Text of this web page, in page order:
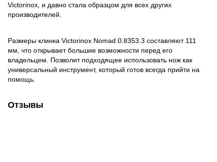
Victorinox, и давно стала образцом для всех других
производителей.
Размеры клинка Victorinox Nomad 0.8353.3 составляют 111
мм, что открывает большие возможности перед его
владельцем. Позволит подходящее использовать нож как
универсальный инструмент, который готов всегда прийти на
помощь.
Отзывы